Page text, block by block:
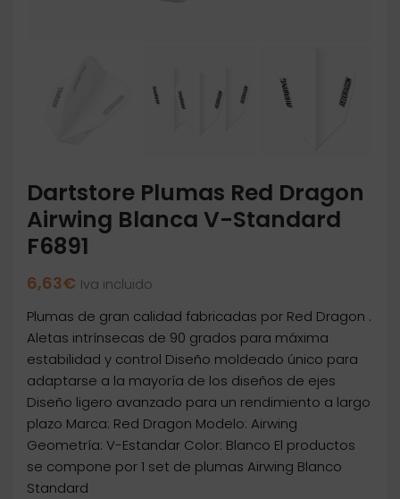
Dartstore Plumas Red Dragon
Airwing Blanca V-Standard
F6891
6,63€ Iva incluido
Plumas de gran calidad fabricadas por Red Dragon .
Aletas intrínsecas de 90 grados para máxima
estabilidad y control Diseño moldeado único para
adaptarse a la mayoría de los diseños de ejes
Diseño ligero avanzado para un rendimiento a largo
plazo Marca: Red Dragon Modelo: Airwing
Geometría: V-Estandar Color: Blanco El productos
se compone por 1 set de plumas Airwing Blanco
Standard